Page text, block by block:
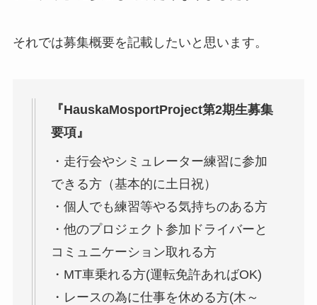
それでは募集概要を記載したいと思います。
『HauskaMosportProject第2期生募集
要項』
・走行会やシミュレーター練習に参加
できる方（基本的に土日祝）
・個人でも練習等やる気持ちのある方
・他のプロジェクト参加ドライバーと
コミュニケーション取れる方
・MT車乗れる方(運転免許あればOK)
・レースの為に仕事を休める方(木～